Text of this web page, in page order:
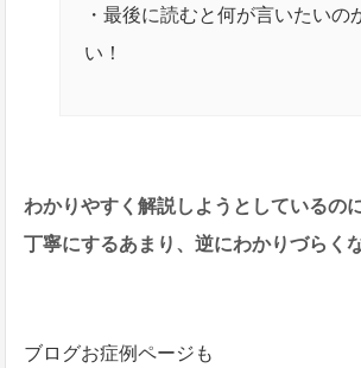
・最後に読むと何が言いたいの
い！
わかりやすく解説しようとしているのに
丁寧にするあまり、逆にわかりづらく
ブログお症例ページも